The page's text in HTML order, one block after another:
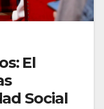
El
Social